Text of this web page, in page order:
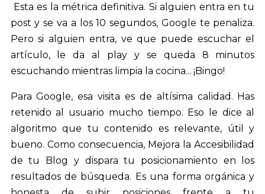
Esta es la métrica definitiva. Si alguien entra en tu
post y se va a los 10 segundos, Google te penaliza.
Pero si alguien entra, ve que puede escuchar el
artículo, le da al play y se queda 8 minutos
escuchando mientras limpia la cocina... ¡Bingo!
Para Google, esa visita es de altísima calidad. Has
retenido al usuario mucho tiempo. Eso le dice al
algoritmo que tu contenido es relevante, útil y
bueno. Como consecuencia, Mejora la Accesibilidad
de tu Blog y dispara tu posicionamiento en los
resultados de búsqueda. Es una forma orgánica y